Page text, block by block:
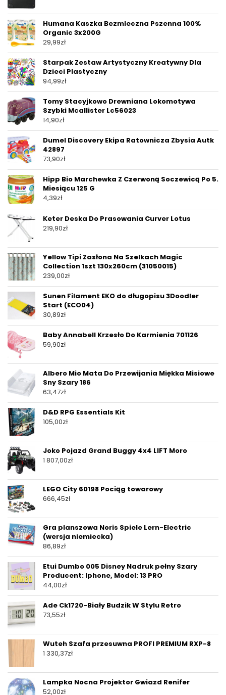
Humana Kaszka Bezmleczna Pszenna 100%
Organic 3x200G
29,99zł
Starpak Zestaw Artystyczny Kreatywny Dla
Dzieci Plastyczny
94,99zł
Tomy Stacyjkowo Drewniana Lokomotywa
Szybki Mcallister Lc56023
14,90zł
Dumel Discovery Ekipa Ratownicza Zbysia Autk
42897
73,90zł
Hipp Bio Marchewka Z Czerwoną Soczewicą Po 5.
Miesiącu 125 G
4,39zł
Keter Deska Do Prasowania Curver Lotus
219,90zł
Yellow Tipi Zasłona Na Szelkach Magic
Collection 1szt 130x260cm (31050015)
239,00zł
Sunen Filament EKO do długopisu 3Doodler
Start (ECO04)
30,89zł
Baby Annabell Krzesło Do Karmienia 701126
59,90zł
Albero Mio Mata Do Przewijania Miękka Misiowe
Sny Szary 186
63,47zł
D&D RPG Essentials Kit
105,00zł
Joko Pojazd Grand Buggy 4x4 LIFT Moro
1 807,00zł
LEGO City 60198 Pociąg towarowy
666,45zł
Gra planszowa Noris Spiele Lern-Electric
(wersja niemiecka)
86,89zł
Etui Dumbo 005 Disney Nadruk pełny Szary
Producent: Iphone, Model: 13 PRO
44,00zł
Ade Ck1720-Biały Budzik W Stylu Retro
73,55zł
Wuteh Szafa przesuwna PROFI PREMIUM RXP-8
1 330,37zł
Lampka Nocna Projektor Gwiazd Renifer
52,00zł